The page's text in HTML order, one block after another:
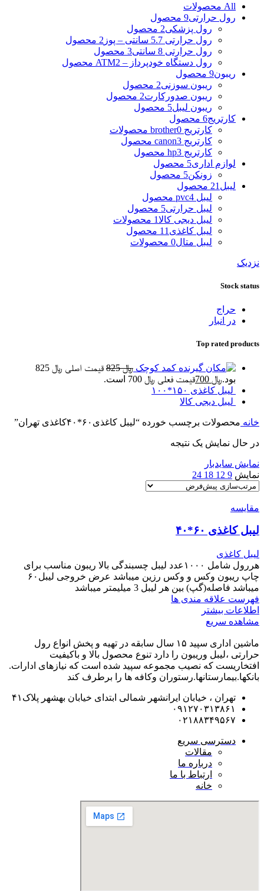
All محصولات
رول حرارتی9 محصول
رول پزشکی2 محصول
رول حرارتی 5.7 سانتی – پوز
2 محصول
رول حرارتی 8 سانتی
3 محصول
رول دستگاه خودپرداز – ATM 2 محصول
ریبون9 محصول
ریبون سوزنی2 محصول
ریبون صدورکارت2 محصول
ریبون لیبل5 محصول
کارتریج6 محصول
کارتریج brother 0 محصولات
کارتریج canon 3 محصول
کارتریج hp 3 محصول
لوازم اداری5 محصول
زونکن5 محصول
لیبل 21 محصول
لیبل pvc 4 محصول
لیبل حرارتی5 محصول
لیبل دیجی کالا1 محصولات
لیبل کاغذی 11 محصول
لیبل متال0 محصولات
نزدیک
Stock status
حراج
در انبار
Top rated products
کمد کوچک ﷼825
قیمت اصلی ﷼ 825
بود.﷼
قیمت فعلی ﷼ 700 است.
لیبل کاغذی ۱۵۰*۱۰۰
لیبل دیجی کالا
خانه محصولات برچسب خورده “لیبل کاغذی۶۰*۴۰کاغذی تهران”
در حال نمایش یک نتیجه
نمایش سایدبار
نمایش 9
12
18
24
مقایسه
لیبل کاغذی ۶۰*۴۰
لیبل کاغذی
هررول شامل ۱۰۰۰عدد لیبل چسبندگی بالا ریبون مناسب برای
چاپ ریبون وکس و وکس رزین میباشد عرض خروجی لیبل۶۰
میباشد فاصله(گپ) بین هر لیبل 3 میلیمتر میباشد
فهرست علاقه مندی ها
اطلاعات بیشتر
مشاهده سریع
ماشین اداری سپید ۱۵ سال سابقه در تهیه و پخش انواع رول
حرارتی ،لیبل وریبون را دارد تنوع محصول بالا و باکیفیت
افتخاریست که نصیب مجموعه سپید شده است که نیازهای ادارات.
بانکها.بیمارستانها.رستوران و‌کافه ها را برطرف کند
تهران ، خیابان ایرانشهر شمالی ابتدای خیابان بهشهر پلاک۴۱
۰۹۱۲۷۰۳۱۳۸۶۱
۰۲۱۸۸۳۴۹۵۶۷
دسترسی سریع
مقالات
درباره ما
ارتباط با ما
خانه